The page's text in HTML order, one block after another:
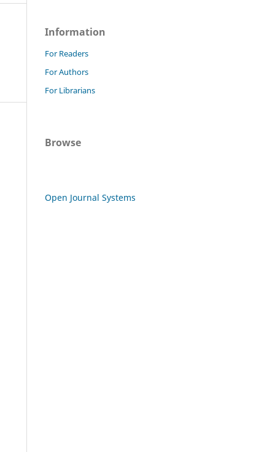
Information
For Readers
For Authors
For Librarians
Browse
Open Journal Systems